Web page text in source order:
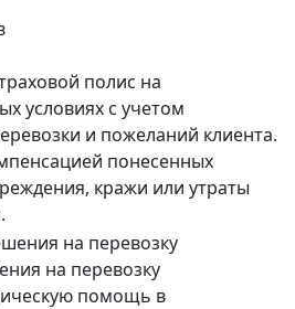
полис на
условиях с учетом
и пожеланий клиента.
понесенных
кражи или утраты
на перевозку
помощь в